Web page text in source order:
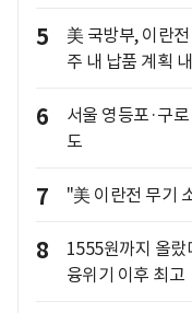
5
美 국방부, 이란
주 내 납품 계획
6
서울 영등포·구
도
7 "美 이란전 무기
8
1555원까지 올
융위기 이후 최고